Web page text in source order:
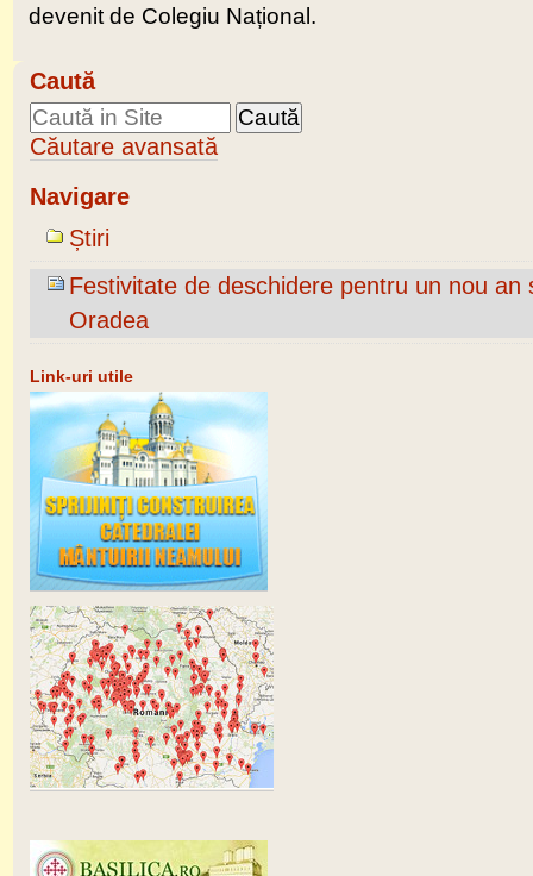
devenit de Colegiu Național.
Caută
Căutare avansată
Navigare
Știri
Festivitate de deschidere pentru un nou an
Oradea
Link-uri utile